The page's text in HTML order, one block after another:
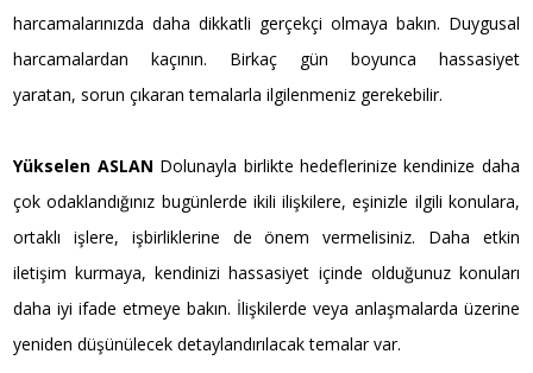
harcamalarınızda daha dikkatli gerçekçi olmaya bakın. Duygusal
harcamalardan kaçının. Birkaç gün boyunca hassasiyet
yaratan, sorun çıkaran temalarla ilgilenmeniz gerekebilir.
Yükselen ASLAN Dolunayla birlikte hedeflerinize kendinize daha
çok odaklandığınız bugünlerde ikili ilişkilere, eşinizle ilgili konulara,
ortaklı işlere, işbirliklerine de önem vermelisiniz. Daha etkin
iletişim kurmaya, kendinizi hassasiyet içinde olduğunuz konuları
daha iyi ifade etmeye bakın. İlişkilerde veya anlaşmalarda üzerine
yeniden düşünülecek detaylandırılacak temalar var.